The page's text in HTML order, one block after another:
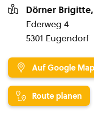
Dörner
Ederweg 4
5301 Eugendorf
Auf Google
Route planen